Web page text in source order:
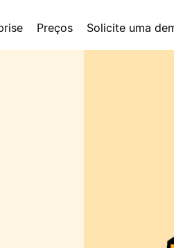
Preços Solicite uma